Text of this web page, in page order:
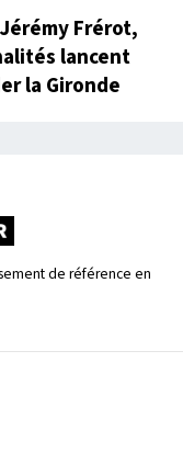
Frérot,
lancent
la Gironde
de référence en